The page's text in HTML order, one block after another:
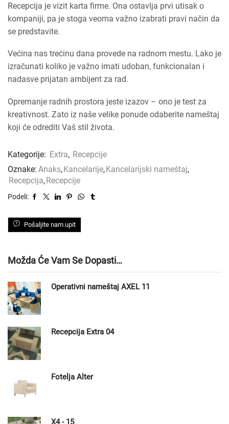
Recepcija je vizit karta firme. Ona ostavlja prvi utisak o
kompaniji, pa je stoga veoma važno izabrati pravi način da
se predstavite.
Većina nas trećinu dana provede na radnom mestu. Lako je
izračunati koliko je važno imati udoban, funkcionalan i
nadasve prijatan ambijent za rad.
Opremanje radnih prostora jeste izazov – ono je test za
kreativnost. Zato iz naše velike ponude odaberite nameštaj
koji će odrediti Vaš stil života.
Kategorije: Extra, Recepcije
Oznake: Anaks,Kancelarije,Kancelarijski nameštaj,
Recepcija,Recepcije
Podeli:
Pošaljite nam upit
Možda Će Vam Se Dopasti…
Operativni nameštaj AXEL 11
Recepcija Extra 04
Fotelja Alter
X4 - 15